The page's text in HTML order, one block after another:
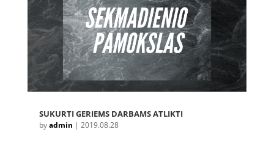
SUKURTI GERIEMS DARBAMS ATLIKTI
byadmin | 2019.08.28